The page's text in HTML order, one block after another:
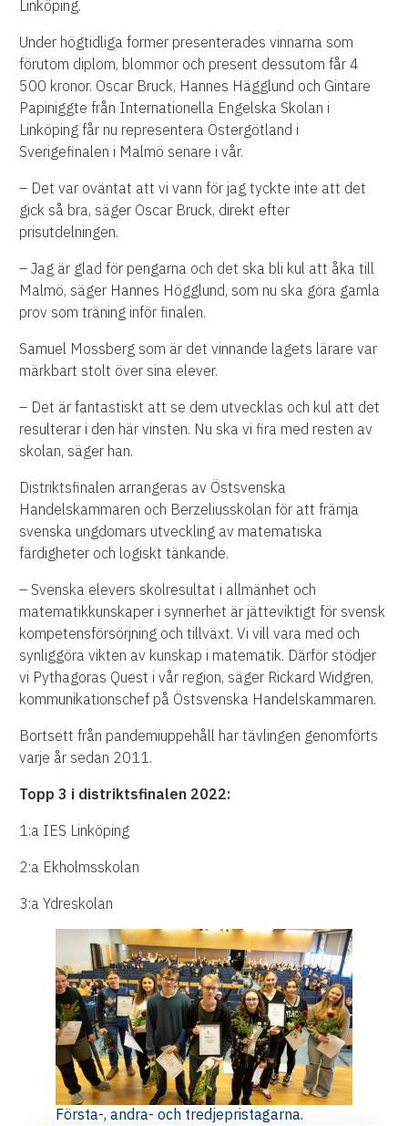
Linköping.
Under högtidliga former presenterades vinnarna som
förutom diplom, blommor och present dessutom får 4
500 kronor. Oscar Bruck, Hannes Hägglund och Gintare
Papiniggte från Internationella Engelska Skolan i
Linköping får nu representera Östergötland i
Sverigefinalen i Malmö senare i vår.
– Det var oväntat att vi vann för jag tyckte inte att det
gick så bra, säger Oscar Bruck, direkt efter
prisutdelningen.
– Jag är glad för pengarna och det ska bli kul att åka till
Malmö, säger Hannes Högglund, som nu ska göra gamla
prov som träning inför finalen.
Samuel Mossberg som är det vinnande lagets lärare var
märkbart stolt över sina elever.
– Det är fantastiskt att se dem utvecklas och kul att det
resulterar i den här vinsten. Nu ska vi fira med resten av
skolan, säger han.
Distriktsfinalen arrangeras av Östsvenska
Handelskammaren och Berzeliusskolan för att främja
svenska ungdomars utveckling av matematiska
färdigheter och logiskt tänkande.
– Svenska elevers skolresultat i allmänhet och
matematikkunskaper i synnerhet är jätteviktigt för svensk
kompetensförsörjning och tillväxt. Vi vill vara med och
synliggöra vikten av kunskap i matematik. Därför stödjer
vi Pythagoras Quest i vår region, säger Rickard Widgren,
kommunikationschef på Östsvenska Handelskammaren.
Bortsett från pandemiuppehåll har tävlingen genomförts
varje år sedan 2011.
Topp 3 i distriktsfinalen 2022:
1:a IES Linköping
2:a Ekholmsskolan
3:a Ydreskolan
Första-, andra- och tredjepristagarna.